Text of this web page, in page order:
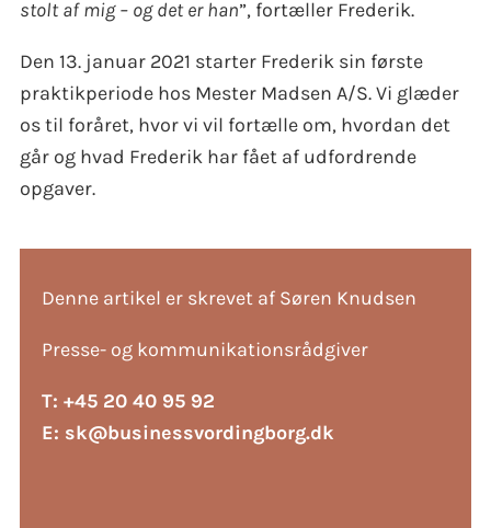
stolt af mig – og det er han”, fortæller Frederik.
Den 13. januar 2021 starter Frederik sin første
praktikperiode hos Mester Madsen A/S. Vi glæder
os til foråret, hvor vi vil fortælle om, hvordan det
går og hvad Frederik har fået af udfordrende
opgaver.
Denne artikel er skrevet af Søren Knudsen
Presse- og kommunikationsrådgiver
T: +45 20 40 95 92
E: sk@businessvordingborg.dk